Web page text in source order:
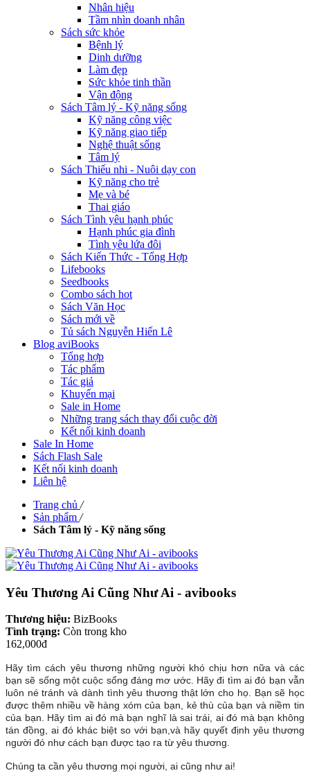
Nhân hiệu
Tầm nhìn doanh nhân
Sách sức khỏe
Bệnh lý
Dinh dưỡng
Làm đẹp
Sức khỏe tinh thần
Vận động
Sách Tâm lý - Kỹ năng sống
Kỹ năng công việc
Kỹ năng giao tiếp
Nghệ thuật sống
Tâm lý
Sách Thiếu nhi - Nuôi dạy con
Kỹ năng cho trẻ
Mẹ và bé
Thai giáo
Sách Tình yêu hạnh phúc
Hạnh phúc gia đình
Tình yêu lứa đôi
Sách Kiến Thức - Tổng Hợp
Lifebooks
Seedbooks
Combo sách hot
Sách Văn Học
Sách mới về
Tủ sách Nguyễn Hiến Lê
Blog aviBooks
Tổng hợp
Tác phẩm
Tác giả
Khuyến mại
Sale in Home
Những trang sách thay đổi cuộc đời
Kết nối kinh doanh
Sale In Home
Sách Flash Sale
Kết nối kinh doanh
Liên hệ
Trang chủ /
Sản phẩm /
Sách Tâm lý - Kỹ năng sống
Yêu Thương Ai Cũng Như Ai - avibooks
Thương hiệu: BizBooks
Tình trạng: Còn trong kho
162,000đ
Hãy tìm cách yêu thương những người khó chịu hơn nữa và các
bạn sẽ sống một cuộc sống đáng mơ ước. Hãy đi tìm ai đó bạn vẫn
luôn né tránh và dành tình yêu thương thật lớn cho họ. Bạn sẽ học
được thêm nhiều về hàng xóm của bạn, kẻ thù của bạn và niềm tin
của bạn. Hãy tìm ai đó mà bạn nghĩ là sai trái, ai đó mà bạn không
tán đồng, ai đó khác biệt so với bạn,và hãy quyết định yêu thương
người đó như cách bạn được tạo ra từ yêu thương.
Chúng ta cần yêu thương mọi người, ai cũng như ai!